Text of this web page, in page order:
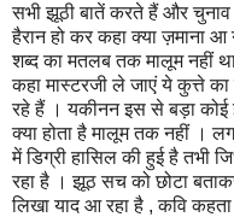
सभी झूठी बातें करते हैं और
हैरान हो कर कहा क्या ज़माना
शब्द का मतलब तक मालूम नहीं
कहा मास्टरजी ले जाएं ये कुत्ते
रहे हैं । यकीनन इस से बड़ा
क्या होता है मालूम तक नहीं ।
में डिग्री हासिल की हुई है तभी
रहा है । झूठ सच को छोटा
लिखा याद आ रहा है , कवि